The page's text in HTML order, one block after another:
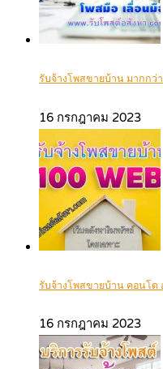
รับจ้างโพสขายบ้าน มากกว่
16 กรกฎาคม 2023
รับจ้างโพสขายบ้าน คอนโ
16 กรกฎาคม 2023